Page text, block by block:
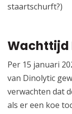
staartschurft?)
Wachttijd
Per 15 januari
van Dinolytic
verwachten dat
als er een koe